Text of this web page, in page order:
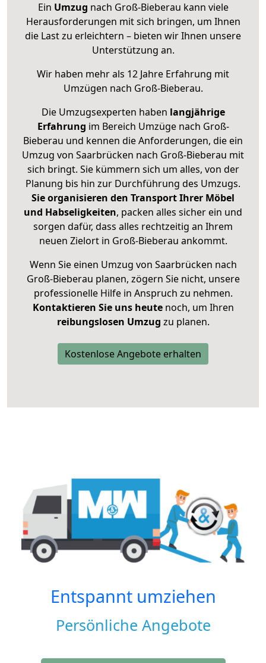
Ein Umzug nach Groß-Bieberau kann viele
Herausforderungen mit sich bringen, um Ihnen
die Last zu erleichtern – bieten wir Ihnen unsere
Unterstützung an.
Wir haben mehr als 12 Jahre Erfahrung mit
Umzügen nach Groß-Bieberau.
Die Umzugsexperten haben langjährige
Erfahrung im Bereich Umzüge nach Groß-
Bieberau und kennen die Anforderungen, die ein
Umzug von Saarbrücken nach Groß-Bieberau mit
sich bringt. Sie kümmern sich um alles, von der
Planung bis hin zur Durchführung des Umzugs.
Sie organisieren den Transport Ihrer Möbel
und Habseligkeiten, packen alles sicher ein und
sorgen dafür, dass alles rechtzeitig an Ihrem
neuen Zielort in Groß-Bieberau ankommt.
Wenn Sie einen Umzug von Saarbrücken nach
Groß-Bieberau planen, zögern Sie nicht, unsere
professionelle Hilfe in Anspruch zu nehmen.
Kontaktieren Sie uns heutenoch, um Ihren
reibungslosen Umzug zu planen.
Kostenlose Angebote erhalten
Entspannt umziehen
Persönliche Angebote